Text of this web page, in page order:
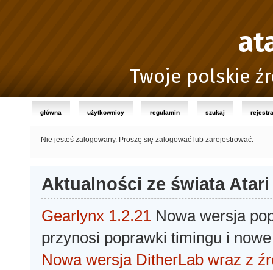
Twoje polskie
główna użytkownicy regulamin szukaj
Nie jesteś zalogowany. Proszę się zalogować lub zarejestrować.
Aktualności ze świata Atari
Gearlynx 1.2.21 Nowa wersja
przynosi poprawki timingu i
Nowa wersja DitherLab wraz z